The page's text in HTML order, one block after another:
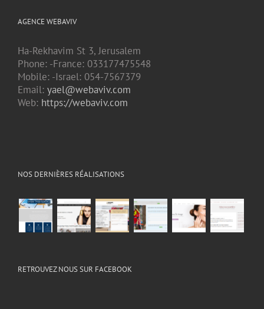
AGENCE WEBAVIV
Ha-Rekhavim St 3, Jerusalem
Phone: -France: 033177475548
Mobile: -Israel: 054-7567379
Email: yael@webaviv.com
Web: https://webaviv.com
NOS DERNIÈRES RÉALISATIONS
RETROUVEZ NOUS SUR FACEBOOK